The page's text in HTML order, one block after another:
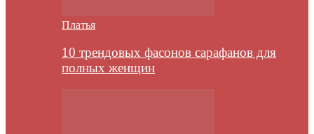
Платья
10 трендовых фасонов сарафанов для
полных женщин